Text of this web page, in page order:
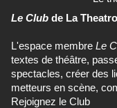
Le Club de La
L'espace membre Le
textes de théâtre,
spectacles, créer des
metteurs en scène,
Rejoignez le Club